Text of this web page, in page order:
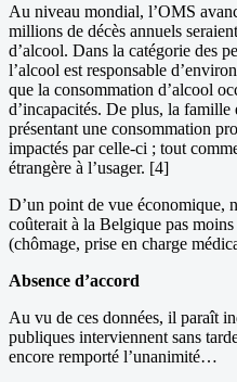
Au niveau mondial, l’OMS
millions de décès annuels
d’alcool. Dans la catégorie des
l’alcool est responsable
que la consommation d’alcool
d’incapacités. De plus, la famille
présentant une consommation
impactés par celle-ci ; tout
étrangère à l’usager. [4]
D’un point de vue économique,
coûterait à la Belgique pas
(chômage, prise en charge
Absence d’accord
Au vu de ces données, il paraît
publiques interviennent sans
encore remporté l’unanimité…